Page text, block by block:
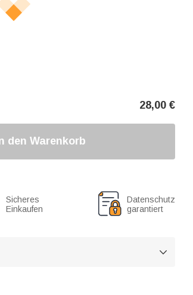
28,00 €
den Warenkorb
Sicheres
Einkaufen
Datenschutz
garantiert
